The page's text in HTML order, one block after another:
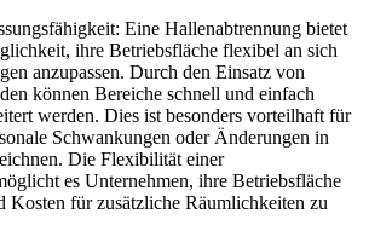
Eine Hallenabtrennung bietet
ihre Betriebsfläche flexibel an sich
anzupassen. Durch den Einsatz von
können Bereiche schnell und einfach
werden. Dies ist besonders vorteilhaft für
Schwankungen oder Änderungen in
Die Flexibilität einer
es Unternehmen, ihre Betriebsfläche
Kosten für zusätzliche Räumlichkeiten zu